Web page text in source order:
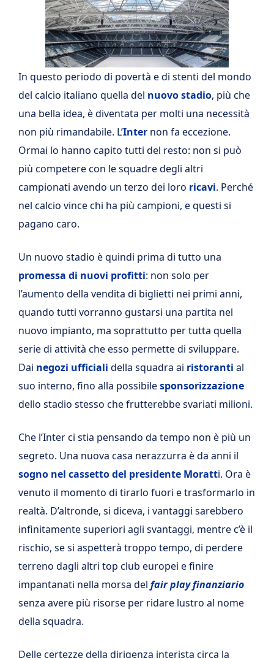
In questo periodo di povertà e di stenti del mondo
del calcio italiano quella del nuovo stadio, più che
una bella idea, è diventata per molti una necessità
non più rimandabile. L’Inter non fa eccezione.
Ormai lo hanno capito tutti del resto: non si può
più competere con le squadre degli altri
campionati avendo un terzo dei loro ricavi. Perché
nel calcio vince chi ha più campioni, e questi si
pagano caro.
Un nuovo stadio è quindi prima di tutto una
promessa di nuovi profitti: non solo per
l’aumento della vendita di biglietti nei primi anni,
quando tutti vorranno gustarsi una partita nel
nuovo impianto, ma soprattutto per tutta quella
serie di attività che esso permette di sviluppare.
Dai negozi ufficiali della squadra ai ristoranti al
suo interno, fino alla possibilesponsorizzazione
dello stadio stesso che frutterebbe svariati milioni.
Che l’Inter ci stia pensando da tempo non è più un
segreto. Una nuova casa nerazzurra è da anni il
sogno nel cassetto del presidente Moratti. Ora è
venuto il momento di tirarlo fuori e trasformarlo in
realtà. D’altronde, si diceva, i vantaggi sarebbero
infinitamente superiori agli svantaggi, mentre c’è il
rischio, se si aspetterà troppo tempo, di perdere
terreno dagli altri top club europei e finire
impantanati nella morsa del fair play finanziario
senza avere più risorse per ridare lustro al nome
della squadra.
Delle certezze della dirigenza interista circa la